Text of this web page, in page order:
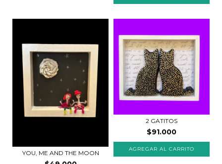
YOU, ME AND THE MOON
2 GATITOS
$91.000